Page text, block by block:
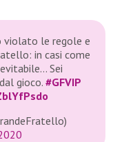
violato le regole e
in casi come
Sei
gioco. #GFVIP